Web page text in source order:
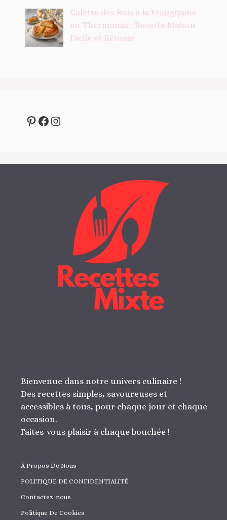
Galette des Rois à la Frangipane
au Thermomix : Recette Maison
Facile et Réussie
Pinterest
Facebook
Instagram
Bienvenue dans notre univers culinaire !
Des recettes simples, savoureuses et
accessibles à tous, pour chaque jour et chaque
occasion.
Faites-vous plaisir à chaque bouchée !
À Propos De Nous
POLITIQUE DE CONFIDENTIALITÉ
Contactez-nous
Politique De Cookies